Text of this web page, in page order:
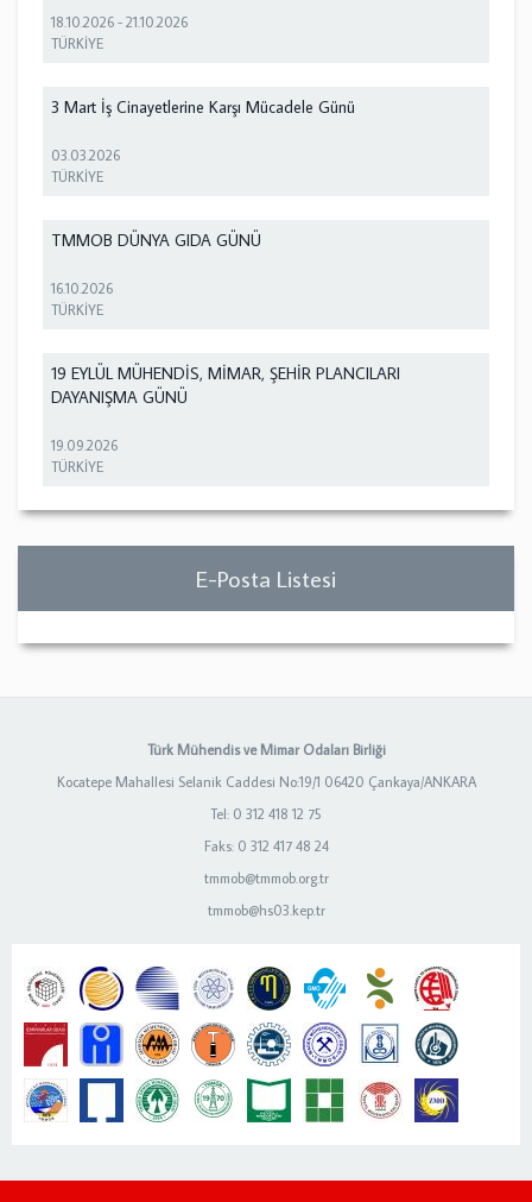
18.10.2026 -21.10.2026
TÜRKİYE
3 Mart İş Cinayetlerine Karşı Mücadele Günü
03.03.2026
TÜRKİYE
TMMOB DÜNYA GIDA GÜNÜ
16.10.2026
TÜRKİYE
19 EYLÜL MÜHENDİS, MİMAR, ŞEHİR PLANCILARI
DAYANIŞMA GÜNÜ
19.09.2026
TÜRKİYE
E-Posta Listesi
Türk Mühendis ve Mimar Odaları Birliği
Kocatepe Mahallesi Selanik Caddesi No:19/1 06420 Çankaya/ANKARA
Tel: 0 312 418 12 75
Faks: 0 312 417 48 24
tmmob@tmmob.org.tr
tmmob@hs03.kep.tr